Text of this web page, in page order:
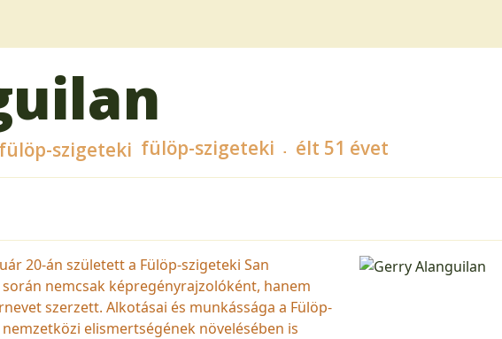
fülöp-szigeteki élt 51 évet
20-án született a Fülöp-szigeteki San
nemcsak képregényrajzolóként, hanem
szerzett. Alkotásai és munkássága a Fülöp-
elismertségének növelésében is